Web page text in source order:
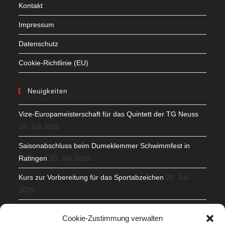
Cookie-Zustimmung verwalten
Kontakt
Impressum
Datenschutz
Cookie-Richtlinie (EU)
Neuigkeiten
Vize-Europameisterschaft für das Quintett der TG Neuss
28. Juli 2026
Saisonabschluss beim Dumeklemmer Schwimmfest in
Ratingen 20. Juli 2026
Kurs zur Vorbereitung für das Sportabzeichen 20. Juli
2026